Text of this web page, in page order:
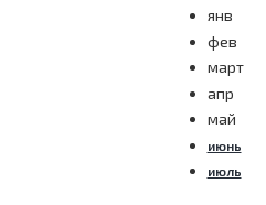
янв
фев
март
апр
май
июнь
июль